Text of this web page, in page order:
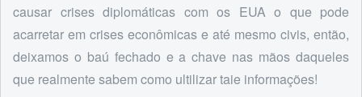
causar crises diplomáticas com os EUA o que pode
acarretar em crises econômicas e até mesmo civis, então,
deixamos o baú fechado e a chave nas mãos daqueles
que realmente sabem como ultilizar taie informações!